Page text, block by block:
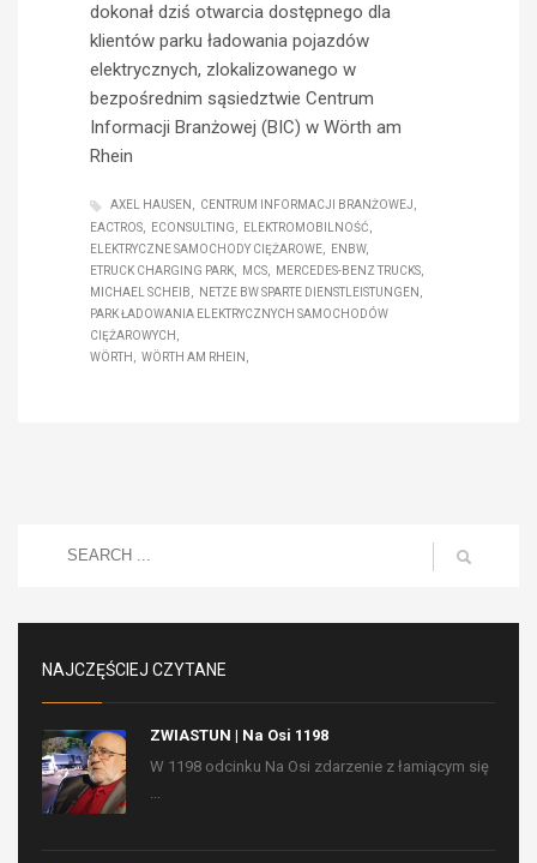
dokonał dziś otwarcia dostępnego dla
klientów parku ładowania pojazdów
elektrycznych, zlokalizowanego w
bezpośrednim sąsiedztwie Centrum
Informacji Branżowej (BIC) w Wörth am
Rhein
AXEL HAUSEN
CENTRUM INFORMACJI BRANŻOWEJ
EACTROS
ECONSULTING
ELEKTROMOBILNOŚĆ
ELEKTRYCZNE SAMOCHODY CIĘŻAROWE
ENBW
ETRUCK CHARGING PARK
MCS
MERCEDES-BENZ TRUCKS
MICHAEL SCHEIB
NETZE BW SPARTE DIENSTLEISTUNGEN
PARK ŁADOWANIA ELEKTRYCZNYCH SAMOCHODÓW
CIĘŻAROWYCH
WÖRTH
WÖRTH AM RHEIN
NAJCZĘŚCIEJ CZYTANE
ZWIASTUN | Na Osi 1198
W 1198 odcinku Na Osi zdarzenie z łamiącym się